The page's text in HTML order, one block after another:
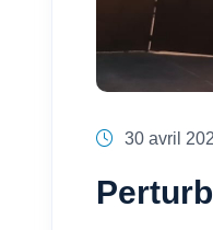
30 avril